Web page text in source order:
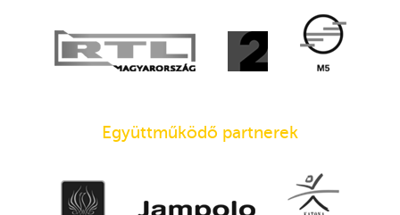
Együttműködő partnerek